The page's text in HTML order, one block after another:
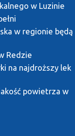
w Luzinie
w regionie będą
Redzie
na najdroższy lek
powietrza w